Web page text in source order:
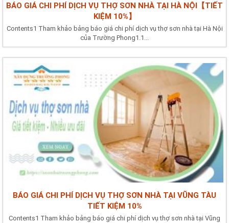
BÁO GIÁ CHI PHÍ DỊCH VỤ THỢ SƠN NHÀ TẠI HÀ NỘI【TIẾT
KIỆM 10%】
Contents1 Tham khảo bảng báo giá chi phí dịch vụ thợ sơn nhà tại Hà Nội
của Trường Phong1.1...
BÁO GIÁ CHI PHÍ DỊCH VỤ THỢ SƠN NHÀ TẠI VŨNG TÀU
TIẾT KIỆM 10%
Contents1 Tham khảo bảng báo giá chi phí dịch vụ thợ sơn nhà tại Vũng